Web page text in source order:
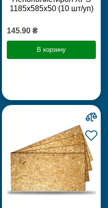
1185х585х50 (10 шт/уп)
145.90 ₴
В корзину